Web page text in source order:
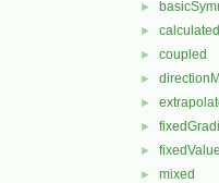
►
► calculated
► coupled
►
►
►
► fixedValue
► mixed